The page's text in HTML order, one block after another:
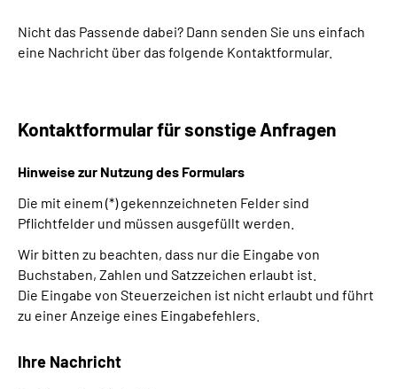
Nicht das Passende dabei? Dann senden Sie uns einfach
eine Nachricht über das folgende Kontaktformular.
Kontaktformular für sonstige Anfragen
Hinweise zur Nutzung des Formulars
Die mit einem (*) gekennzeichneten Felder sind
Pflichtfelder und müssen ausgefüllt werden.
Wir bitten zu beachten, dass nur die Eingabe von
Buchstaben, Zahlen und Satzzeichen erlaubt ist.
Die Eingabe von Steuerzeichen ist nicht erlaubt und führt
zu einer Anzeige eines Eingabefehlers.
Ihre Nachricht